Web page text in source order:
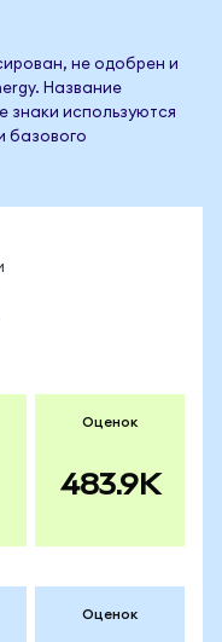
не одобрен и
Название
знаки используются
базового
Оценок
483.9K
Оценок